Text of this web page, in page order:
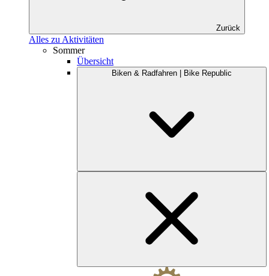
Zurück
Alles zu Aktivitäten
Sommer
Übersicht
Biken & Radfahren | Bike Republic